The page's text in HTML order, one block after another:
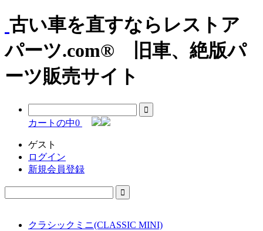
古い車を直すならレストア
パーツ.com® 旧車、絶版パ
ーツ販売サイト
カートの中0
ゲスト
ログイン
新規会員登録
クラシックミニ(CLASSIC MINI)